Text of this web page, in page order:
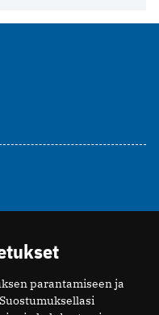
parantamiseen ja